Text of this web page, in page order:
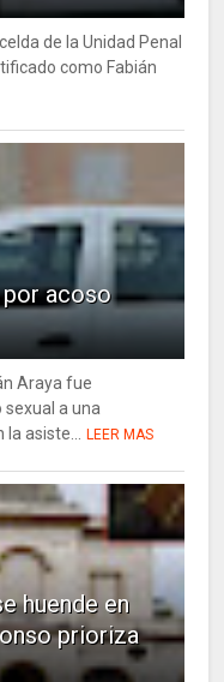
de la Unidad Penal
como Fabián
acoso
Araya fue
a una
asiste...
LEER MAS
huende en
prioriza